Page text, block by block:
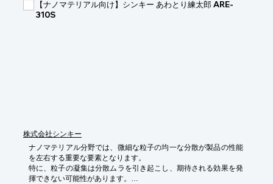
・高純度金属粉末の製造プロセスにおける微粉体の除去
・添加剤用金属粉末の精密な分級
【ナノマテリアル向け】シンキー あわとり練太郎 ARE-
310S
株式会社シンキー
ナノマテリアル分野では、微細な粒子の均一な分散が製品の性能
を左右する重要な要素となります。
特に、粒子の凝集は分散ムラを引き起こし、期待される効果を発
揮できない可能性があります。